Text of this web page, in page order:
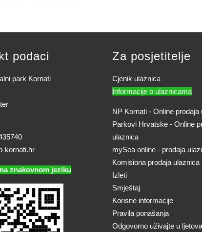
podaci
park Kornati
kornati.hr
znakovnom jeziku
Za posjetitelje
Cjenik ulaznica
Informacije o ulaznicama
NP Kornati - Online prodaja
Parkovi Hrvatske - Online
ulaznica
mySea online - prodaja
Komisiona prodaja ulaznica
Izleti
Smještaj
Korisne informacije
Pravila ponašanja
Odgovorno uživajte u